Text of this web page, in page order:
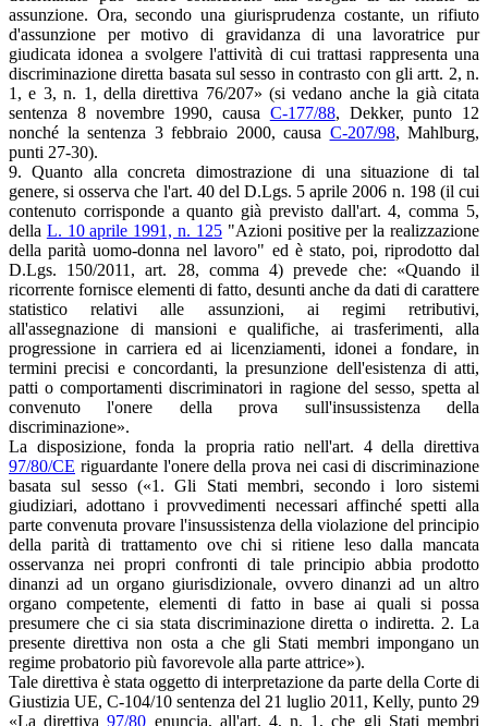
assunzione. Ora, secondo una giurisprudenza costante, un rifiuto
d'assunzione per motivo di gravidanza di una lavoratrice pur
giudicata idonea a svolgere l'attività di cui trattasi rappresenta una
discriminazione diretta basata sul sesso in contrasto con gli artt. 2, n.
1, e 3, n. 1, della direttiva 76/207» (si vedano anche la già citata
sentenza 8 novembre 1990, causa C-177/88, Dekker, punto 12
nonché la sentenza 3 febbraio 2000, causa C-207/98, Mahlburg,
punti 27-30).
9. Quanto alla concreta dimostrazione di una situazione di tal
genere, si osserva che l'art. 40 del D.Lgs. 5 aprile 2006 n. 198 (il cui
contenuto corrisponde a quanto già previsto dall'art. 4, comma 5,
della L. 10 aprile 1991, n. 125"Azioni positive per la realizzazione
della parità uomo-donna nel lavoro" ed è stato, poi, riprodotto dal
D.Lgs. 150/2011, art. 28, comma 4) prevede che: «Quando il
ricorrente fornisce elementi di fatto, desunti anche da dati di carattere
statistico relativi alle assunzioni, ai regimi retributivi,
all'assegnazione di mansioni e qualifiche, ai trasferimenti, alla
progressione in carriera ed ai licenziamenti, idonei a fondare, in
termini precisi e concordanti, la presunzione dell'esistenza di atti,
patti o comportamenti discriminatori in ragione del sesso, spetta al
convenuto l'onere della prova sull'insussistenza della
discriminazione».
La disposizione, fonda la propria ratio nell'art. 4 della direttiva
97/80/CE riguardante l'onere della prova nei casi di discriminazione
basata sul sesso («1. Gli Stati membri, secondo i loro sistemi
giudiziari, adottano i provvedimenti necessari affinché spetti alla
parte convenuta provare l'insussistenza della violazione del principio
della parità di trattamento ove chi si ritiene leso dalla mancata
osservanza nei propri confronti di tale principio abbia prodotto
dinanzi ad un organo giurisdizionale, ovvero dinanzi ad un altro
organo competente, elementi di fatto in base ai quali si possa
presumere che ci sia stata discriminazione diretta o indiretta. 2. La
presente direttiva non osta a che gli Stati membri impongano un
regime probatorio più favorevole alla parte attrice»).
Tale direttiva è stata oggetto di interpretazione da parte della Corte di
Giustizia UE, C-104/10 sentenza del 21 luglio 2011, Kelly, punto 29
«La direttiva97/80 enuncia, all'art. 4, n. 1, che gli Stati membri